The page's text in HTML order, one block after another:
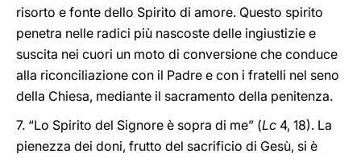
risorto e fonte dello Spirito di amore. Questo spirito
penetra nelle radici più nascoste delle ingiustizie e
suscita nei cuori un moto di conversione che conduce
alla riconciliazione con il Padre e con i fratelli nel seno
della Chiesa, mediante il sacramento della penitenza.
7. “Lo Spirito del Signore è sopra di me” (Lc 4, 18). La
pienezza dei doni, frutto del sacrificio di Gesù, si è